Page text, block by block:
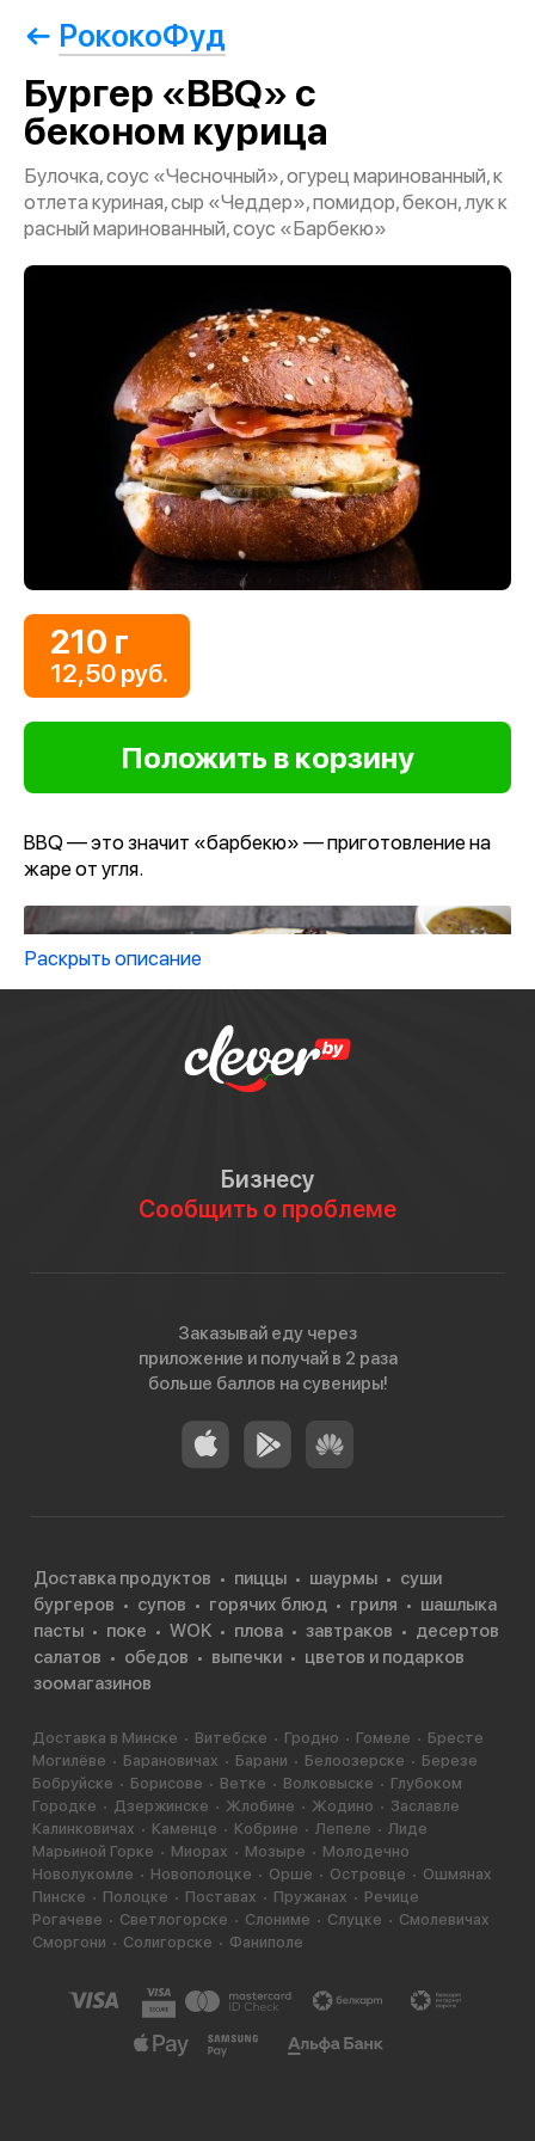
РококоФуд
Бургер «BBQ» с
беконом курица
Булочка, соус «Чесночный», огурец маринованный, к
отлета куриная, сыр «Чеддер», помидор, бекон, лук к
расный маринованный, соус «Барбекю»
210 г
12,50 руб.
BBQ — это значит «барбекю» — приготовление на
жаре от угля.
Раскрыть описание
Бизнесу
Сообщить о проблеме
Заказывай еду через
приложение и получай в 2 раза
больше баллов на сувениры!
Доставка продуктов пиццы шаурмы
суши
бургеров
супов горячих блюд гриля
шашлыка
пасты
поке WOK плова завтраков
десертов
салатов
обедов выпечки
цветов и подарков
зоомагазинов
Доставка в Минске Витебске Гродно Гомеле
Бресте
Могилёве
Барановичах Барани Белоозерске
Березе
Бобруйске
Борисове Ветке Волковыске
Глубоком
Городке
Дзержинске Жлобине Жодино
Заславле
Калинковичах
Каменце Кобрине Лепеле
Лиде
Марьиной Горке
Миорах Мозыре
Молодечно
Новолукомле
Новополоцке Орше Островце
Ошмянах
Пинске
Полоцке Поставах Пружанах
Речице
Рогачеве
Светлогорске Слониме Слуцке
Смолевичах
Сморгони
Солигорске Фаниполе